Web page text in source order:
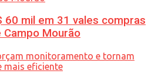
60 mil em 31 vales compras
Mourão